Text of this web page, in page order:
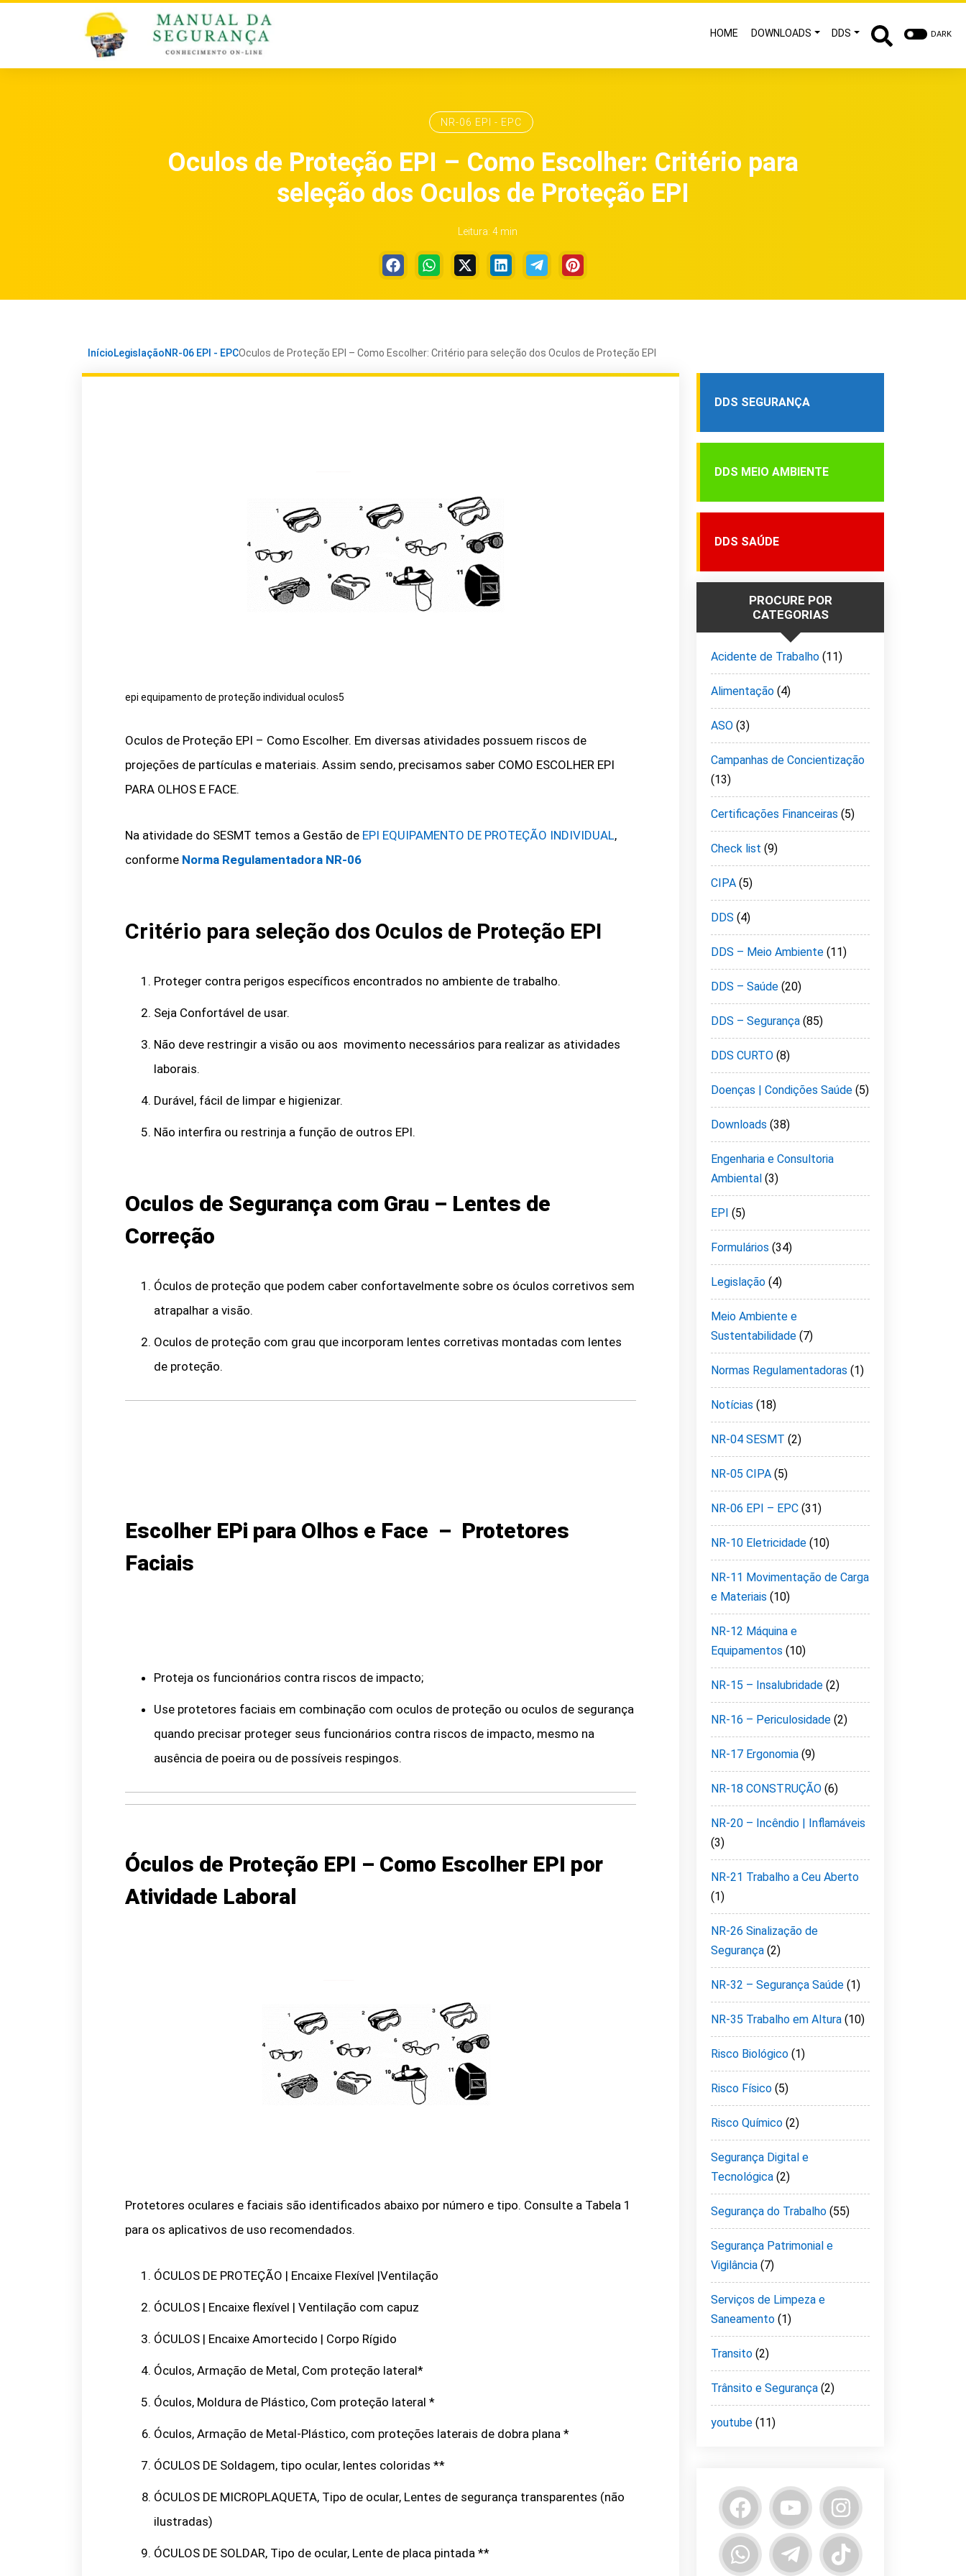
HOME DOWNLOADS DDS DARK
NR-06 EPI - EPC
Oculos de Proteção EPI – Como Escolher: Critério para
seleção dos Oculos de Proteção EPI
Leitura: 4 min
InícioLegislaçãoNR-06 EPI - EPCOculos de Proteção EPI – Como Escolher: Critério para seleção dos Oculos de Proteção EPI
epi equipamento de proteção individual oculos5
Oculos de Proteção EPI – Como Escolher. Em diversas atividades possuem riscos de
projeções de partículas e materiais. Assim sendo, precisamos saber COMO ESCOLHER EPI
PARA OLHOS E FACE.
Na atividade do SESMT temos a Gestão de EPI EQUIPAMENTO DE PROTEÇÃO INDIVIDUAL,
conforme Norma Regulamentadora NR-06
Critério para seleção dos Oculos de Proteção EPI
Proteger contra perigos específicos encontrados no ambiente de trabalho.
Seja Confortável de usar.
Não deve restringir a visão ou aos movimento necessários para realizar as atividades
laborais.
Durável, fácil de limpar e higienizar.
Não interfira ou restrinja a função de outros EPI.
Oculos de Segurança com Grau – Lentes de
Correção
Óculos de proteção que podem caber confortavelmente sobre os óculos corretivos sem
atrapalhar a visão.
Oculos de proteção com grau que incorporam lentes corretivas montadas com lentes
de proteção.
Escolher EPi para Olhos e Face – Protetores
Faciais
Proteja os funcionários contra riscos de impacto;
Use protetores faciais em combinação com oculos de proteção ou oculos de segurança
quando precisar proteger seus funcionários contra riscos de impacto, mesmo na
ausência de poeira ou de possíveis respingos.
Óculos de Proteção EPI – Como Escolher EPI por
Atividade Laboral
Protetores oculares e faciais são identificados abaixo por número e tipo. Consulte a Tabela 1
para os aplicativos de uso recomendados.
ÓCULOS DE PROTEÇÃO | Encaixe Flexível |Ventilação
ÓCULOS | Encaixe flexível | Ventilação com capuz
ÓCULOS | Encaixe Amortecido | Corpo Rígido
Óculos, Armação de Metal, Com proteção lateral*
Óculos, Moldura de Plástico, Com proteção lateral *
Óculos, Armação de Metal-Plástico, com proteções laterais de dobra plana *
ÓCULOS DE Soldagem, tipo ocular, lentes coloridas **
ÓCULOS DE MICROPLAQUETA, Tipo de ocular, Lentes de segurança transparentes (não
ilustradas)
ÓCULOS DE SOLDAR, Tipo de ocular, Lente de placa pintada **
DDS SEGURANÇA
DDS MEIO AMBIENTE
DDS SAÚDE
PROCURE POR
CATEGORIAS
Acidente de Trabalho (11)
Alimentação (4)
ASO (3)
Campanhas de Concientização
(13)
Certificações Financeiras (5)
Check list (9)
CIPA (5)
DDS (4)
DDS – Meio Ambiente (11)
DDS – Saúde (20)
DDS – Segurança (85)
DDS CURTO (8)
Doenças | Condições Saúde (5)
Downloads (38)
Engenharia e Consultoria
Ambiental (3)
EPI (5)
Formulários (34)
Legislação (4)
Meio Ambiente e
Sustentabilidade (7)
Normas Regulamentadoras (1)
Notícias (18)
NR-04 SESMT (2)
NR-05 CIPA (5)
NR-06 EPI – EPC (31)
NR-10 Eletricidade (10)
NR-11 Movimentação de Carga
e Materiais (10)
NR-12 Máquina e
Equipamentos (10)
NR-15 – Insalubridade (2)
NR-16 – Periculosidade (2)
NR-17 Ergonomia (9)
NR-18 CONSTRUÇÃO (6)
NR-20 – Incêndio | Inflamáveis
(3)
NR-21 Trabalho a Ceu Aberto
(1)
NR-26 Sinalização de
Segurança (2)
NR-32 – Segurança Saúde (1)
NR-35 Trabalho em Altura (10)
Risco Biológico (1)
Risco Físico (5)
Risco Químico (2)
Segurança Digital e
Tecnológica (2)
Segurança do Trabalho (55)
Segurança Patrimonial e
Vigilância (7)
Serviços de Limpeza e
Saneamento (1)
Transito (2)
Trânsito e Segurança (2)
youtube (11)